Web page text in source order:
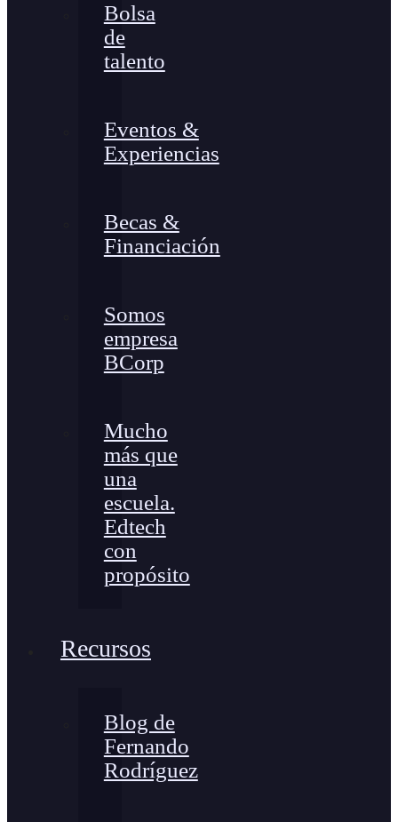
Bolsa
de
talento
Eventos &
Experiencias
Becas &
Financiación
Somos
empresa
BCorp
Mucho
más que
una
escuela.
Edtech
con
propósito
Recursos
Blog de
Fernando
Rodríguez